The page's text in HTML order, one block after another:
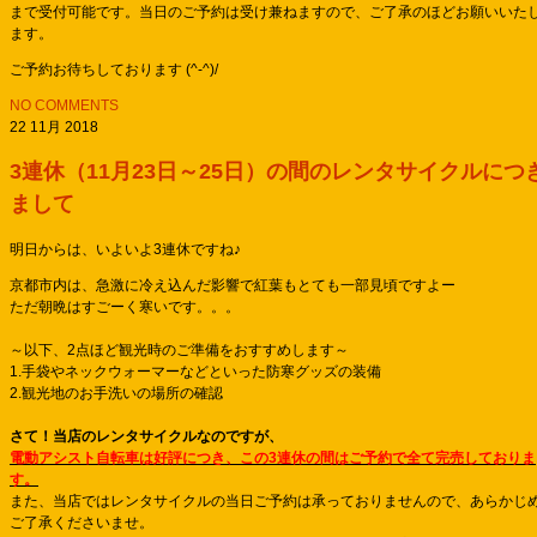
まで受付可能です。当日のご予約は受け兼ねますので、ご了承のほどお願いいた
ます。
ご予約お待ちしております (^-^)/
NO COMMENTS
22 11月 2018
3連休（11月23日～25日）の間のレンタサイクルにつ
まして
明日からは、いよいよ3連休ですね♪
京都市内は、急激に冷え込んだ影響で紅葉もとても一部見頃ですよー
ただ朝晩はすごーく寒いです。。。
～以下、2点ほど観光時のご準備をおすすめします～
1.手袋やネックウォーマーなどといった防寒グッズの装備
2.観光地のお手洗いの場所の確認
さて！ 当店のレンタサイクルなのですが、
電動アシスト自転車は好評につき、この3連休の間はご予約で全て完売しておりま
す。
また、当店ではレンタサイクルの当日ご予約は承っておりませんので、あらかじ
ご了承くださいませ。